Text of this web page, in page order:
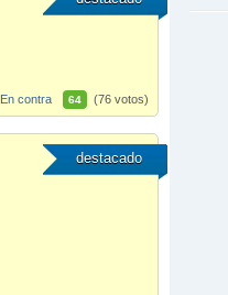
En contra 64 (76 votos)
destacado